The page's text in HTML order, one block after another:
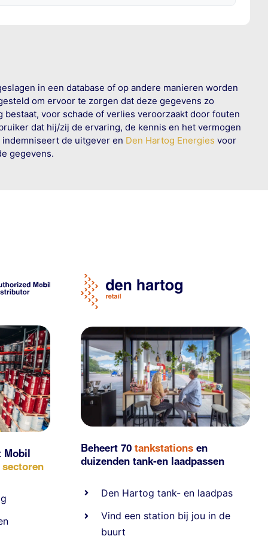
in een database of op andere manieren worden
om ervoor te zorgen dat deze gegevens zo
voor schade of verlies veroorzaakt door fouten
dat hij/zij de ervaring, de kennis en het vermogen
de uitgever en Den Hartog Energies voor
gegevens.
Mobil
Beheert 70tankstationsen
duizendentank-en laadpassen
Den Hartog tank- en laadpas
Vind een station bij jou in de
buurt